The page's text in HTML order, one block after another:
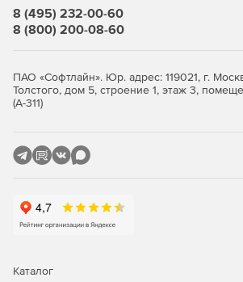
параметров.
подписи TDMS и квалифицированной
подписи.
БДматериально-технических
Управление проектами
графиков с опцией планирования
8 (495) 232-00-60
8 (800) 200-08-60
ПАО «Софтлайн». Юр. адрес: 119021, г.
Толстого, дом 5, строение 1, этаж 3,
(А-311)
Каталог